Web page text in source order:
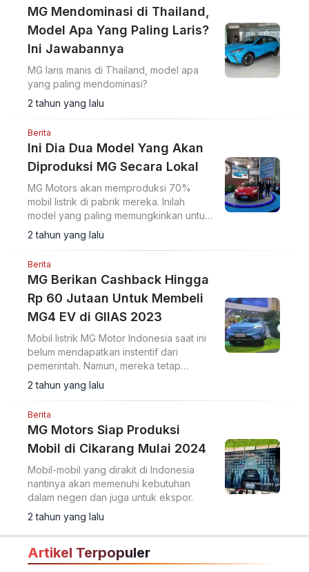
MG Mendominasi di Thailand,
Model Apa Yang Paling Laris?
Ini Jawabannya
MG laris manis di Thailand, model apa
yang paling mendominasi?
2 tahun yang lalu
Berita
Ini Dia Dua Model Yang Akan
Diproduksi MG Secara Lokal
MG Motors akan memproduksi 70%
mobil listrik di pabrik mereka. Inilah
model yang paling memungkinkan untuk
diproduksi secara lokal.
2 tahun yang lalu
Berita
MG Berikan Cashback Hingga
Rp 60 Jutaan Untuk Membeli
MG4 EV di GIIAS 2023
Mobil listrik MG Motor Indonesia saat ini
belum mendapatkan instentif dari
pemerintah. Namun, mereka tetap
memberikan promo menarik untuk setiap
pembeliannya.
2 tahun yang lalu
Berita
MG Motors Siap Produksi
Mobil di Cikarang Mulai 2024
Mobil-mobil yang dirakit di Indonesia
nantinya akan memenuhi kebutuhan
dalam negeri dan juga untuk ekspor.
2 tahun yang lalu
Artikel Terpopuler